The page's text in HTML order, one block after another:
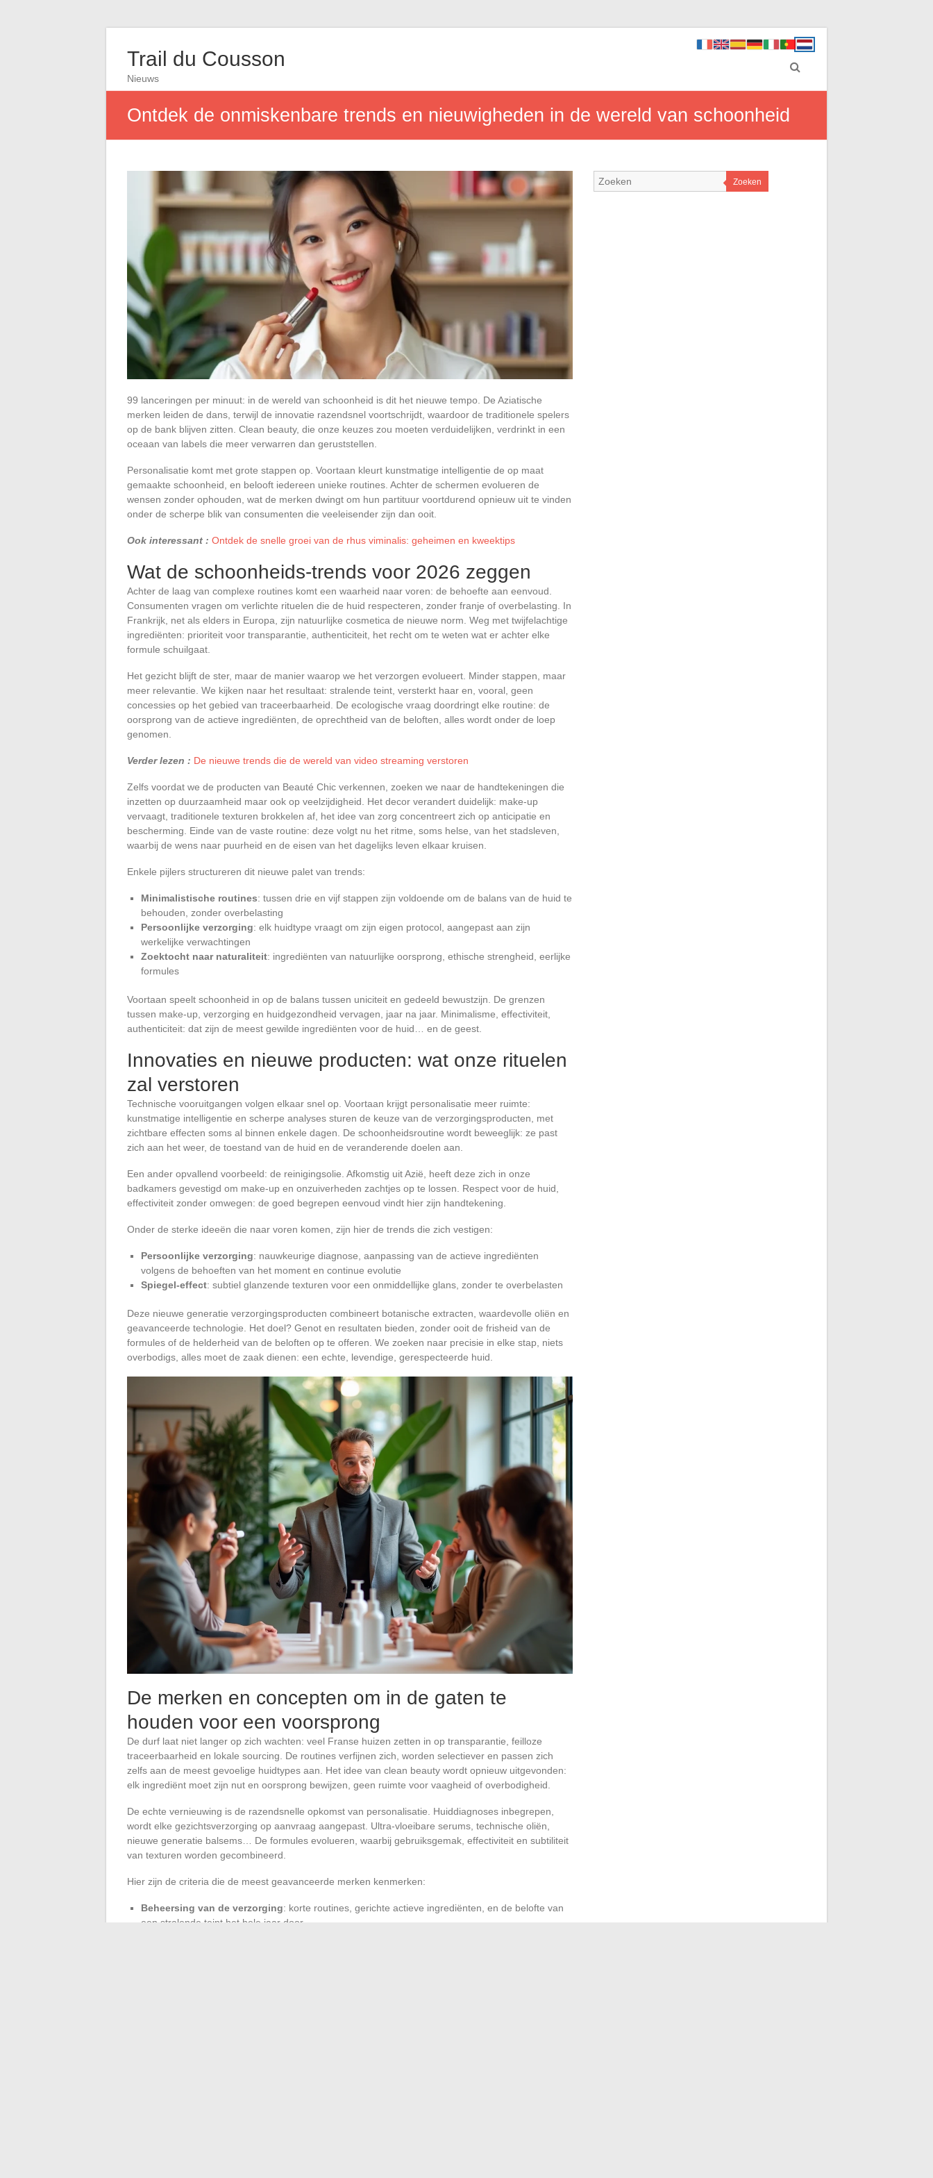
Trail du Cousson
Nieuws
Ontdek de onmiskenbare trends en nieuwigheden in de wereld van schoonheid
99 lanceringen per minuut: in de wereld van schoonheid is dit het nieuwe tempo. De Aziatische
merken leiden de dans, terwijl de innovatie razendsnel voortschrijdt, waardoor de traditionele spelers
op de bank blijven zitten. Clean beauty, die onze keuzes zou moeten verduidelijken, verdrinkt in een
oceaan van labels die meer verwarren dan geruststellen.
Personalisatie komt met grote stappen op. Voortaan kleurt kunstmatige intelligentie de op maat
gemaakte schoonheid, en belooft iedereen unieke routines. Achter de schermen evolueren de
wensen zonder ophouden, wat de merken dwingt om hun partituur voortdurend opnieuw uit te vinden
onder de scherpe blik van consumenten die veeleisender zijn dan ooit.
Ook interessant : Ontdek de snelle groei van de rhus viminalis: geheimen en kweektips
Wat de schoonheids-trends voor 2026 zeggen
Achter de laag van complexe routines komt een waarheid naar voren: de behoefte aan eenvoud.
Consumenten vragen om verlichte rituelen die de huid respecteren, zonder franje of overbelasting. In
Frankrijk, net als elders in Europa, zijn natuurlijke cosmetica de nieuwe norm. Weg met twijfelachtige
ingrediënten: prioriteit voor transparantie, authenticiteit, het recht om te weten wat er achter elke
formule schuilgaat.
Het gezicht blijft de ster, maar de manier waarop we het verzorgen evolueert. Minder stappen, maar
meer relevantie. We kijken naar het resultaat: stralende teint, versterkt haar en, vooral, geen
concessies op het gebied van traceerbaarheid. De ecologische vraag doordringt elke routine: de
oorsprong van de actieve ingrediënten, de oprechtheid van de beloften, alles wordt onder de loep
genomen.
Verder lezen : De nieuwe trends die de wereld van video streaming verstoren
Zelfs voordat we de producten van Beauté Chic verkennen, zoeken we naar de handtekeningen die
inzetten op duurzaamheid maar ook op veelzijdigheid. Het decor verandert duidelijk: make-up
vervaagt, traditionele texturen brokkelen af, het idee van zorg concentreert zich op anticipatie en
bescherming. Einde van de vaste routine: deze volgt nu het ritme, soms helse, van het stadsleven,
waarbij de wens naar puurheid en de eisen van het dagelijks leven elkaar kruisen.
Enkele pijlers structureren dit nieuwe palet van trends:
Minimalistische routines: tussen drie en vijf stappen zijn voldoende om de balans van de huid te
behouden, zonder overbelasting
Persoonlijke verzorging: elk huidtype vraagt om zijn eigen protocol, aangepast aan zijn
werkelijke verwachtingen
Zoektocht naar naturaliteit: ingrediënten van natuurlijke oorsprong, ethische strengheid, eerlijke
formules
Voortaan speelt schoonheid in op de balans tussen uniciteit en gedeeld bewustzijn. De grenzen
tussen make-up, verzorging en huidgezondheid vervagen, jaar na jaar. Minimalisme, effectiviteit,
authenticiteit: dat zijn de meest gewilde ingrediënten voor de huid… en de geest.
Innovaties en nieuwe producten: wat onze rituelen
zal verstoren
Technische vooruitgangen volgen elkaar snel op. Voortaan krijgt personalisatie meer ruimte:
kunstmatige intelligentie en scherpe analyses sturen de keuze van de verzorgingsproducten, met
zichtbare effecten soms al binnen enkele dagen. De schoonheidsroutine wordt beweeglijk: ze past
zich aan het weer, de toestand van de huid en de veranderende doelen aan.
Een ander opvallend voorbeeld: de reinigingsolie. Afkomstig uit Azië, heeft deze zich in onze
badkamers gevestigd om make-up en onzuiverheden zachtjes op te lossen. Respect voor de huid,
effectiviteit zonder omwegen: de goed begrepen eenvoud vindt hier zijn handtekening.
Onder de sterke ideeën die naar voren komen, zijn hier de trends die zich vestigen:
Persoonlijke verzorging: nauwkeurige diagnose, aanpassing van de actieve ingrediënten
volgens de behoeften van het moment en continue evolutie
Spiegel-effect: subtiel glanzende texturen voor een onmiddellijke glans, zonder te overbelasten
Deze nieuwe generatie verzorgingsproducten combineert botanische extracten, waardevolle oliën en
geavanceerde technologie. Het doel? Genot en resultaten bieden, zonder ooit de frisheid van de
formules of de helderheid van de beloften op te offeren. We zoeken naar precisie in elke stap, niets
overbodigs, alles moet de zaak dienen: een echte, levendige, gerespecteerde huid.
De merken en concepten om in de gaten te
houden voor een voorsprong
De durf laat niet langer op zich wachten: veel Franse huizen zetten in op transparantie, feilloze
traceerbaarheid en lokale sourcing. De routines verfijnen zich, worden selectiever en passen zich
zelfs aan de meest gevoelige huidtypes aan. Het idee van clean beauty wordt opnieuw uitgevonden:
elk ingrediënt moet zijn nut en oorsprong bewijzen, geen ruimte voor vaagheid of overbodigheid.
De echte vernieuwing is de razendsnelle opkomst van personalisatie. Huiddiagnoses inbegrepen,
wordt elke gezichtsverzorging op aanvraag aangepast. Ultra-vloeibare serums, technische oliën,
nieuwe generatie balsems… De formules evolueren, waarbij gebruiksgemak, effectiviteit en subtiliteit
van texturen worden gecombineerd.
Hier zijn de criteria die de meest geavanceerde merken kenmerken:
Beheersing van de verzorging: korte routines, gerichte actieve ingrediënten, en de belofte van
een stralende teint het hele jaar door
Zoeken